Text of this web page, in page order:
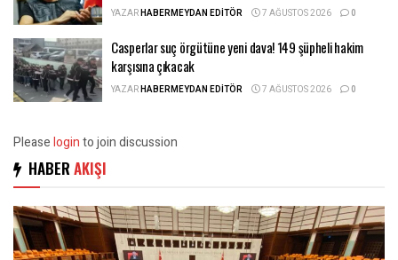
YAZARHABERMEYDAN EDITÖR 7 AĞUSTOS 2026 0
Casperlar suç örgütüne yeni dava! 149 şüpheli hakim
karşısına çıkacak
YAZARHABERMEYDAN EDITÖR 7 AĞUSTOS 2026 0
Pleaseloginto join discussion
HABER AKIŞI